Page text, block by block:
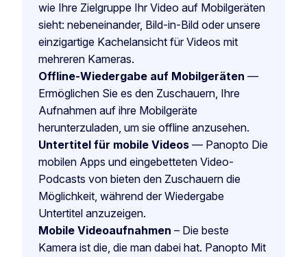
wie Ihre Zielgruppe Ihr Video auf Mobilgeräten
sieht: nebeneinander, Bild-in-Bild oder unsere
einzigartige Kachelansicht für Videos mit
mehreren Kameras.
Offline-Wiedergabe auf Mobilgeräten —
Ermöglichen Sie es den Zuschauern, Ihre
Aufnahmen auf ihre Mobilgeräte
herunterzuladen, um sie offline anzusehen.
Untertitel für mobile Videos — Panopto Die
mobilen Apps und eingebetteten Video-
Podcasts von bieten den Zuschauern die
Möglichkeit, während der Wiedergabe
Untertitel anzuzeigen.
Mobile Videoaufnahmen – Die beste
Kamera ist die, die man dabei hat. Panopto Mit